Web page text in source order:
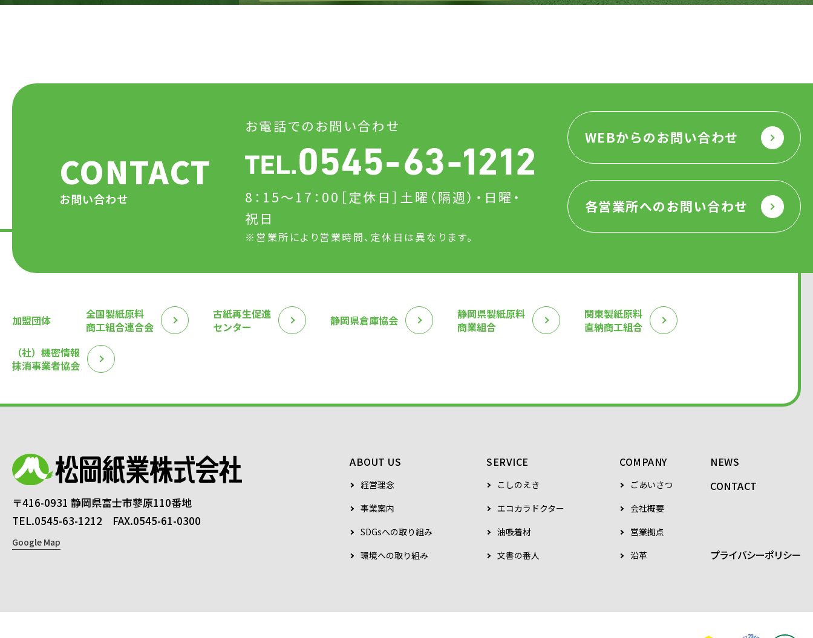
CONTACT
お問い合わせ
お電話でのお問い合わせ
8：15～17：00 ［定休日］土曜（隔週）・日曜・
祝日
※営業所により営業時間、定休日は異なります。
WEBからのお問い合わせ
各営業所へのお問い合わせ
加盟団体
全国製紙原料
商工組合連合会
古紙再生促進
センター
静岡県倉庫協会
静岡県製紙原料
商業組合
関東製紙原料
直納商工組合
（社）機密情報
抹消事業者協会
〒416-0931 静岡県富士市蓼原110番地
TEL.0545-63-1212 FAX.0545-61-0300
Google Map
ABOUT US
経営理念
事業案内
SDGsへの取り組み
環境への取り組み
SERVICE
こしのえき
エコカラドクター
油吸着材
文書の番人
COMPANY
ごあいさつ
会社概要
営業拠点
沿革
NEWS
CONTACT
プライバシーポリシー